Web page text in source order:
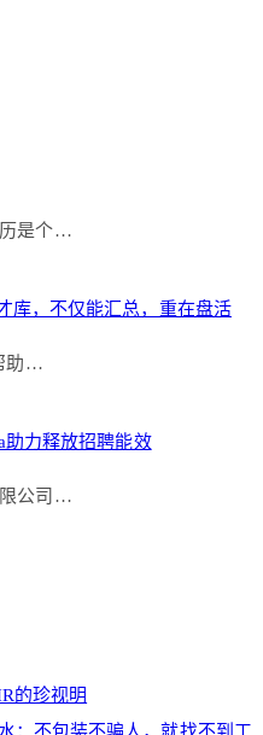
历是个…
库，不仅能汇总，重在盘活
助…
助力释放招聘能效
限公司…
的珍视明